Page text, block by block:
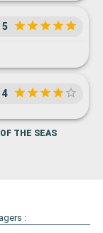
5
4
THE SEAS
: